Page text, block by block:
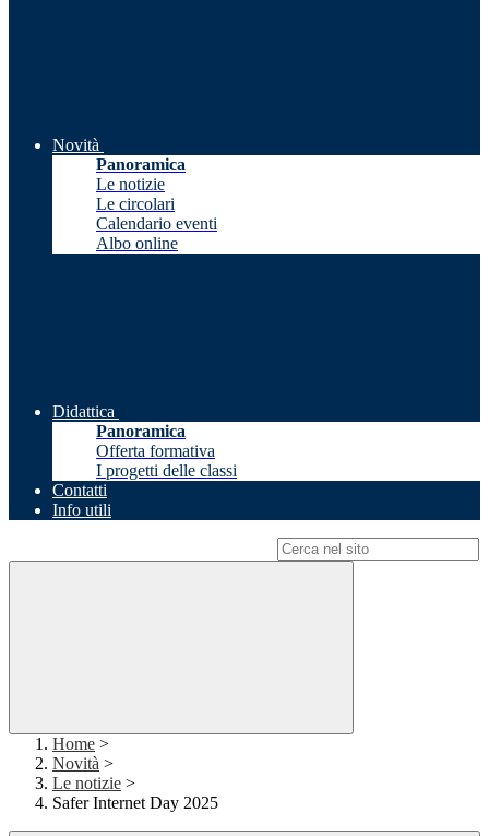
Novità
Panoramica
Le notizie
Le circolari
Calendario eventi
Albo online
Didattica
Panoramica
Offerta formativa
I progetti delle classi
Contatti
Info utili
Home >
Novità >
Le notizie >
Safer Internet Day 2025